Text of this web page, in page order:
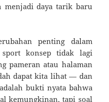
menjadi daya tarik baru
penting dalam
konsep tidak lagi
pameran atau halaman
dapat kita lihat — dan
bukti nyata bahwa
kemungkinan, tapi soal